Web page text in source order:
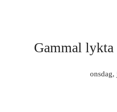
Gammal